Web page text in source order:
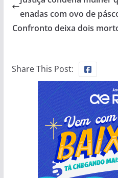
enadas com ovo de
Confronto deixa dois
Share This Post: